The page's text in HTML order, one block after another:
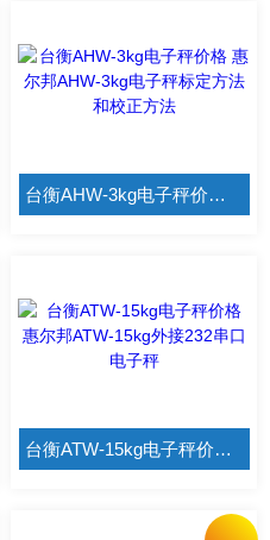
台衡AHW-3kg电子秤价格 惠尔邦AHW-3kg电子秤标定方法和校正方法
台衡ATW-15kg电子秤价格 惠尔邦ATW-15kg外接232串口电子秤